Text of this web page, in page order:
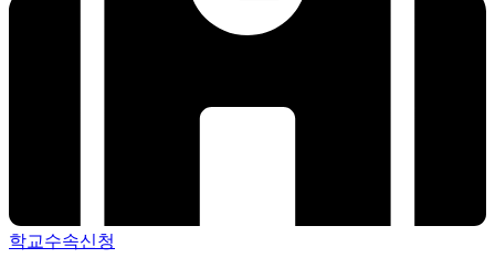
학교수속신청